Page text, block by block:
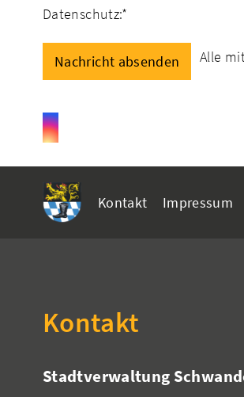
Datenschutz:*
Alle
Kontakt Impressum
Kontakt
Stadtverwaltung